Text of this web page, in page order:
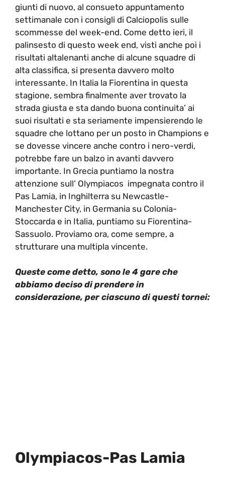
giunti di nuovo, al consueto appuntamento
settimanale con i consigli di Calciopolis sulle
scommesse del week-end. Come detto ieri, il
palinsesto di questo week end, visti anche poi i
risultati altalenanti anche di alcune squadre di
alta classifica, si presenta davvero molto
interessante. In Italia la Fiorentina in questa
stagione, sembra finalmente aver trovato la
strada giusta e sta dando buona continuita’ ai
suoi risultati e sta seriamente impensierendo le
squadre che lottano per un posto in Champions e
se dovesse vincere anche contro i nero-verdi,
potrebbe fare un balzo in avanti davvero
importante. In Grecia puntiamo la nostra
attenzione sull’ Olympiacos impegnata contro il
Pas Lamia, in Inghilterra su Newcastle-
Manchester City, in Germania su Colonia-
Stoccarda e in Italia, puntiamo su Fiorentina-
Sassuolo. Proviamo ora, come sempre, a
strutturare una multipla vincente.
Queste come detto, sono le 4 gare che
abbiamo deciso di prendere in
considerazione, per ciascuno di questi tornei:
Olympiacos-Pas Lamia